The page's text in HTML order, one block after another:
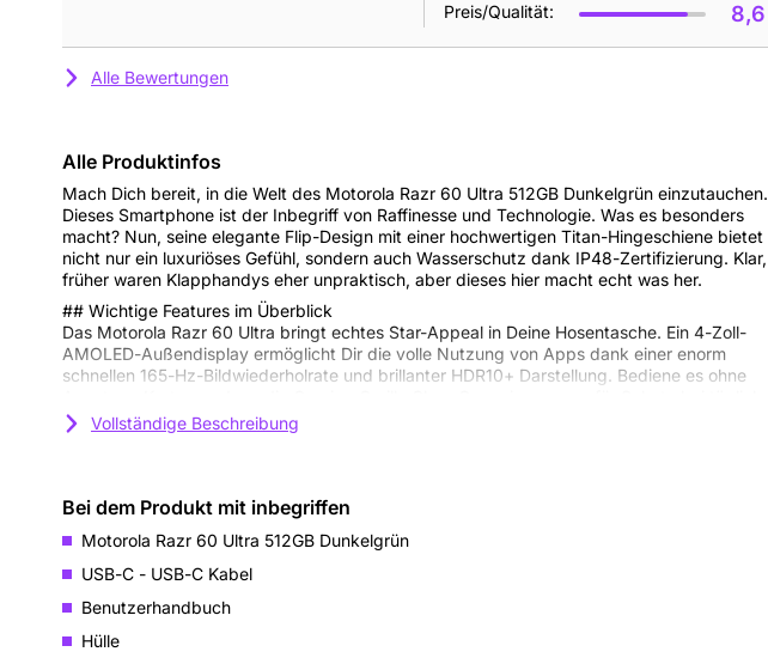
Preis/Qualität: 8,6
Alle Bewertungen
Alle Produktinfos
Mach Dich bereit, in die Welt des Motorola Razr 60 Ultra 512GB Dunkelgrün einzutauchen.
Dieses Smartphone ist der Inbegriff von Raffinesse und Technologie. Was es besonders
macht? Nun, seine elegante Flip-Design mit einer hochwertigen Titan-Hingeschiene bietet
nicht nur ein luxuriöses Gefühl, sondern auch Wasserschutz dank IP48-Zertifizierung. Klar,
früher waren Klapphandys eher unpraktisch, aber dieses hier macht echt was her.
## Wichtige Features im Überblick
Das Motorola Razr 60 Ultra bringt echtes Star-Appeal in Deine Hosentasche. Ein 4-Zoll-
AMOLED-Außendisplay ermöglicht Dir die volle Nutzung von Apps dank einer enorm
schnellen 165-Hz-Bildwiederholrate und brillanter HDR10+ Darstellung. Bediene es ohne
Missgeschicken. Der Klappmechanismus verleiht dem Ganzen eine unvergleichbare Note
und sichert Dir neidische Blicke.
perfekt darzustellen, während Du das Gerät bequem in einer Hand halten kannst. Diese
wendige Schönheit macht Netflix-Marathons oder Gaming-Sessions zu einem visuellen
Erlebnis der besonderen Art. Kombiniert mit dem strapazierfähigen Gehäuse und der
stilvollen Titanlegierung, strahlt es eine urbane Eleganz aus, die einfach Freude bereitet.
## Kamera
-Meisterwerk
Vollständige Beschreibung
Bei dem Produkt mit inbegriffen
Motorola Razr 60 Ultra 512GB Dunkelgrün
USB-C - USB-C Kabel
Benutzerhandbuch
Hülle